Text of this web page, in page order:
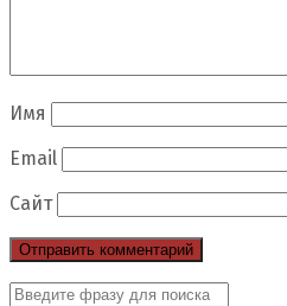
Имя
Email
Сайт